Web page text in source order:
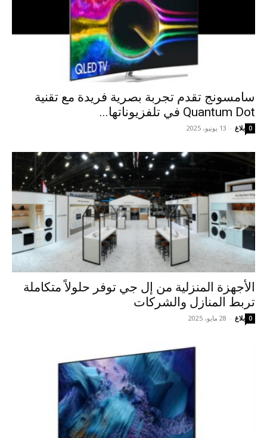
سامسونج تقدم تجربة بصرية فريدة مع تقنية
Quantum Dot في تلفزيوناتها...
بلاغ - 13 يونيو، 2025 0
الأجهزة المنزلية من إل جي توفر حلولاً متكاملة
تربط المنازل والشركات
بلاغ - 28 مايو، 2025 0